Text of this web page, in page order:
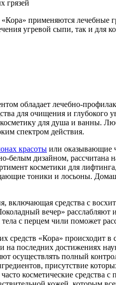
грязей
применяются лечебные
угревой сыпи, так и для
обладает лечебно-
для очищения и
для душа и ванны.
спектром действия.
красоты или оказывающие
белым дизайном, рассчитана
косметики для
тоники и лосьоны.
включающая средства с
вечер» расслабляют
тела с перцем чили поможет
средств «Кора» происходит
на последних достижениях
осуществлять полный
присутствие
косметические